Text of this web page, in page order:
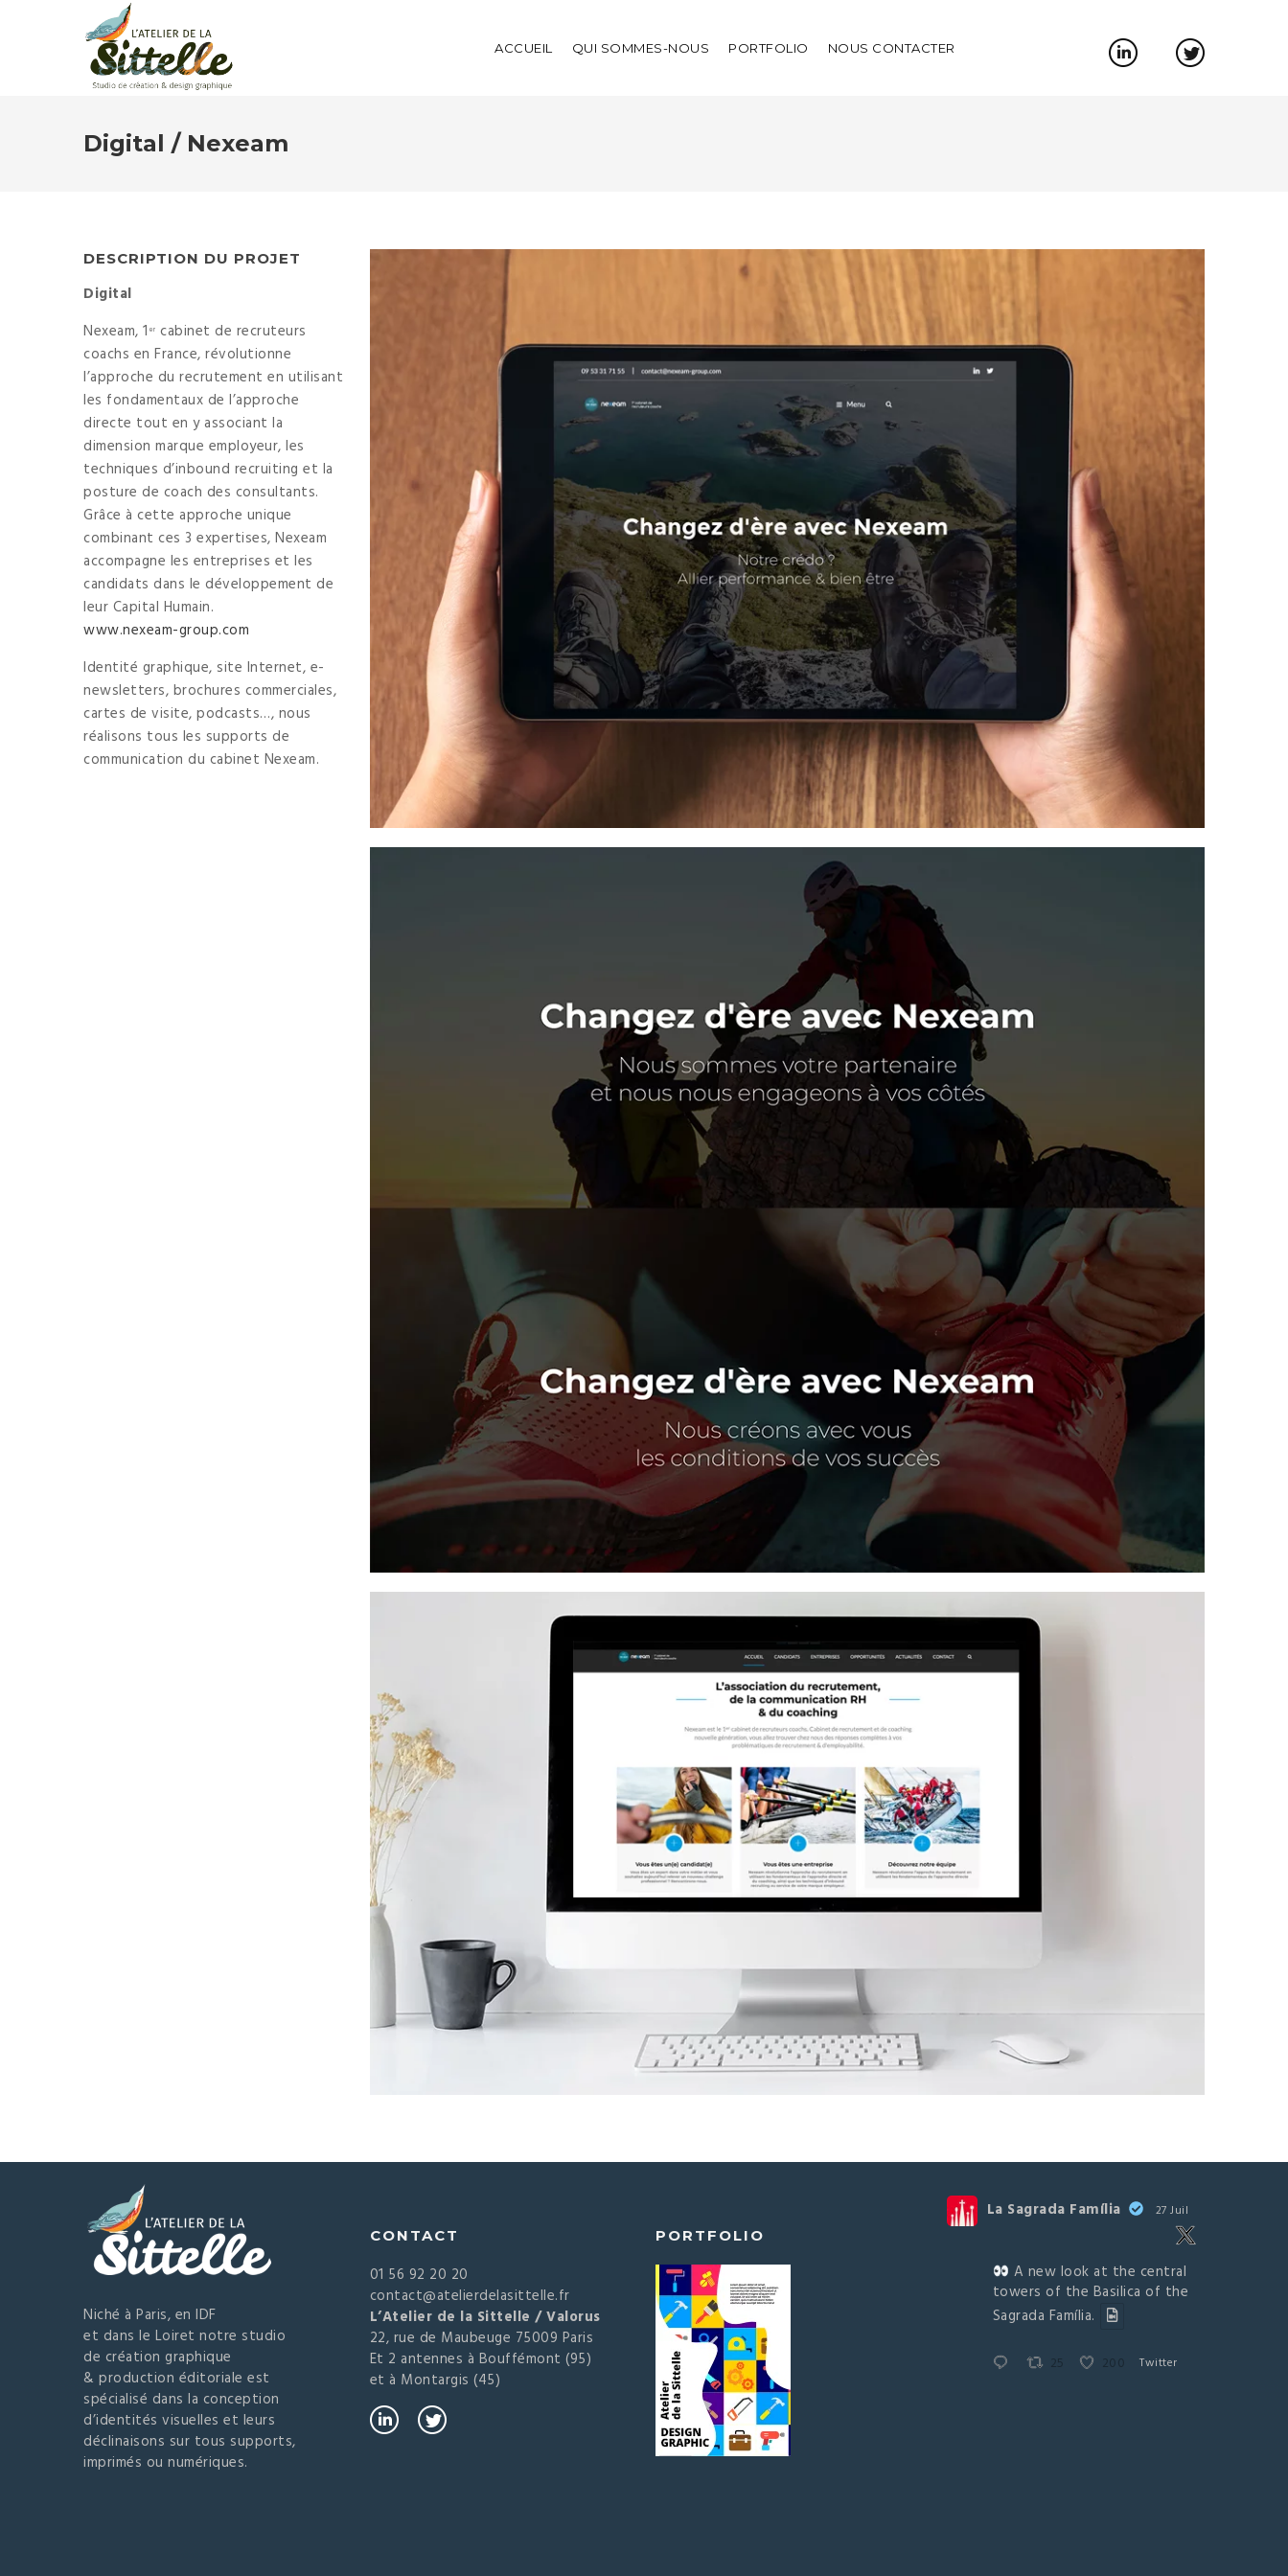
ACCUEIL QUI SOMMES-NOUS PORTFOLIO NOUS CONTACTER
Digital / Nexeam
DESCRIPTION DU PROJET
Digital
Nexeam, 1 er cabinet de recruteurs
coachs en France, révolutionne
l’approche du recrutement en utilisant
les fondamentaux de l’approche
directe tout en y associant la
dimension marque employeur, les
techniques d’inbound recruiting et la
posture de coach des consultants.
Grâce à cette approche unique
combinant ces 3 expertises, Nexeam
accompagne les entreprises et les
candidats dans le développement de
leur Capital Humain.
www.nexeam-group.com
Identité graphique, site Internet, e-
newsletters, brochures commerciales,
cartes de visite, podcasts…, nous
réalisons tous les supports de
communication du cabinet Nexeam.
Niché à Paris, en IDF
et dans le Loiret notre studio
de création graphique
& production éditoriale est
spécialisé dans la conception
d’identités visuelles et leurs
déclinaisons sur tous supports,
imprimés ou numériques.
CONTACT
01 56 92 20 20
contact@atelierdelasittelle.fr
L’Atelier de la Sittelle / Valorus
22, rue de Maubeuge 75009 Paris
Et 2 antennes à Bouffémont (95)
et à Montargis (45)
PORTFOLIO
La Sagrada Família 27 Juil
A new look at the central
towers of the Basilica of the
Sagrada Família.
25 200 Twitter